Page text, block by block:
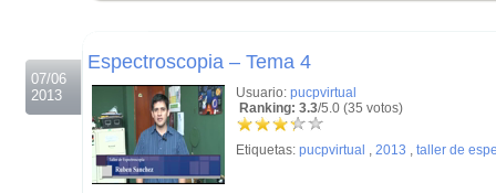
07/06
2013
Espectroscopia – Tema 4
Usuario: pucpvirtual
Ranking: 3.3/5.0 (35 votos)
Etiquetas: pucpvirtual , 2013 , taller de